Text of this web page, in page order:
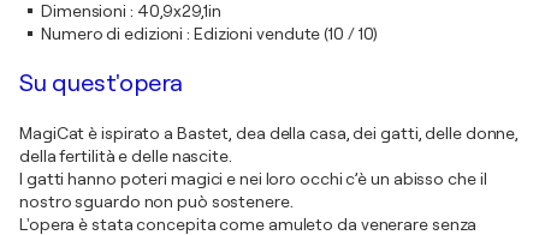
Dimensioni : 40,9x29,1in
Numero di edizioni : Edizioni vendute (10 / 10)
Su quest'opera
MagiCat è ispirato a Bastet, dea della casa, dei gatti, delle donne,
della fertilità e delle nascite.
I gatti hanno poteri magici e nei loro occhi c’è un abisso che il
nostro sguardo non può sostenere.
L'opera è stata concepita come amuleto da venerare senza